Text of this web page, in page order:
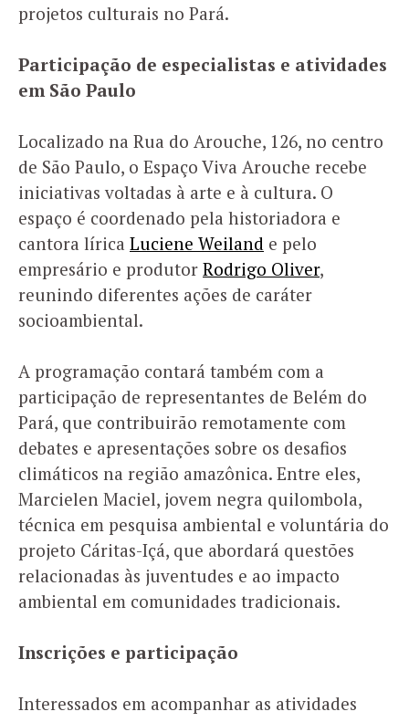
projetos culturais no Pará.
Participação de especialistas e atividades
em São Paulo
Localizado na Rua do Arouche, 126, no centro
de São Paulo, o Espaço Viva Arouche recebe
iniciativas voltadas à arte e à cultura. O
espaço é coordenado pela historiadora e
cantora lírica Luciene Weiland e pelo
empresário e produtor Rodrigo Oliver,
reunindo diferentes ações de caráter
socioambiental.
A programação contará também com a
participação de representantes de Belém do
Pará, que contribuirão remotamente com
debates e apresentações sobre os desafios
climáticos na região amazônica. Entre eles,
Marcielen Maciel, jovem negra quilombola,
técnica em pesquisa ambiental e voluntária do
projeto Cáritas-Içá, que abordará questões
relacionadas às juventudes e ao impacto
ambiental em comunidades tradicionais.
Inscrições e participação
Interessados em acompanhar as atividades